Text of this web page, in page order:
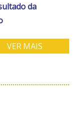
da
VER MAIS